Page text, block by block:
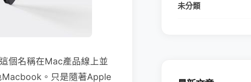
個名稱在Mac產品線上並
Macbook。只是隨著Apple
未分類